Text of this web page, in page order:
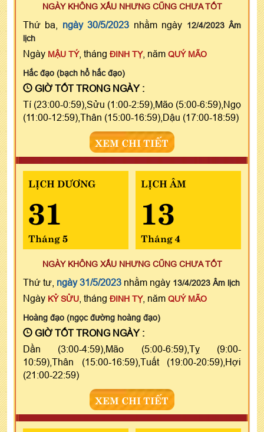
NGÀY KHÔNG XẤU NHƯNG CŨNG CHƯA TỐT
Thứ ba, ngày 30/5/2023 nhằm ngày 12/4/2023 Âm
lịch
Ngày MẬU TÝ, tháng ĐINH TỴ, năm QUÝ MÃO
Hắc đạo (bạch hổ hắc đạo)
GIỜ TỐT TRONG NGÀY :
Tí (23:00-0:59),Sửu (1:00-2:59),Mão (5:00-6:59),Ngọ
(11:00-12:59),Thân (15:00-16:59),Dậu (17:00-18:59)
XEM CHI TIẾT
LỊCH DƯƠNG
31
Tháng 5
LỊCH ÂM
13
Tháng 4
NGÀY KHÔNG XẤU NHƯNG CŨNG CHƯA TỐT
Thứ tư, ngày 31/5/2023 nhằm ngày 13/4/2023 Âm lịch
Ngày KỶ SỬU , tháng ĐINH TỴ, năm QUÝ MÃO
Hoàng đạo (ngọc đường hoàng đạo)
GIỜ TỐT TRONG NGÀY :
Dần (3:00-4:59),Mão (5:00-6:59),Tỵ (9:00-
10:59),Thân (15:00-16:59),Tuất (19:00-20:59),Hợi
(21:00-22:59)
XEM CHI TIẾT